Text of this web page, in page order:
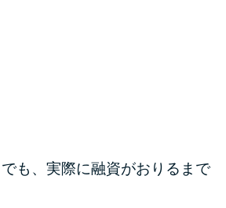
集ページ
も、実際に融資がおりるまで